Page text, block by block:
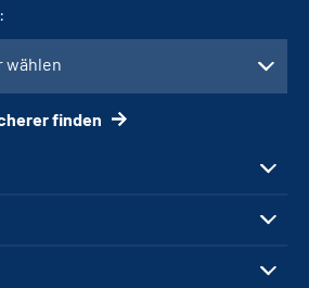
wählen
finden